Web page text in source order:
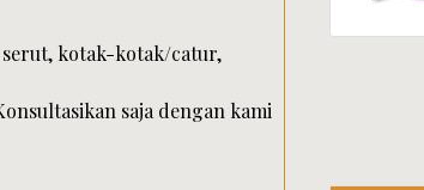
kotak-kotak/catur,
saja dengan kami